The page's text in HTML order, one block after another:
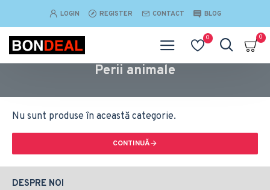
LOGIN REGISTER CONTACT BLOG
0 0
Perii animale
Nu sunt produse în această categorie.
CONTINUĂ
DESPRE NOI